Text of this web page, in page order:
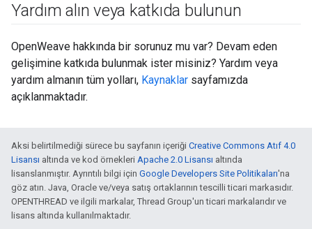
Yardım alın veya katkıda bulunun
OpenWeave hakkında bir sorunuz mu var? Devam eden
gelişimine katkıda bulunmak ister misiniz? Yardım veya
yardım almanın tüm yolları, Kaynaklar sayfamızda
açıklanmaktadır.
Aksi belirtilmediği sürece bu sayfanın içeriği Creative Commons Atıf 4.0
Lisansı altında ve kod örnekleri Apache 2.0 Lisansı altında
lisanslanmıştır. Ayrıntılı bilgi için Google Developers Site Politikaları'na
göz atın. Java, Oracle ve/veya satış ortaklarının tescilli ticari markasıdır.
OPENTHREAD ve ilgili markalar, Thread Group'un ticari markalarıdır ve
lisans altında kullanılmaktadır.